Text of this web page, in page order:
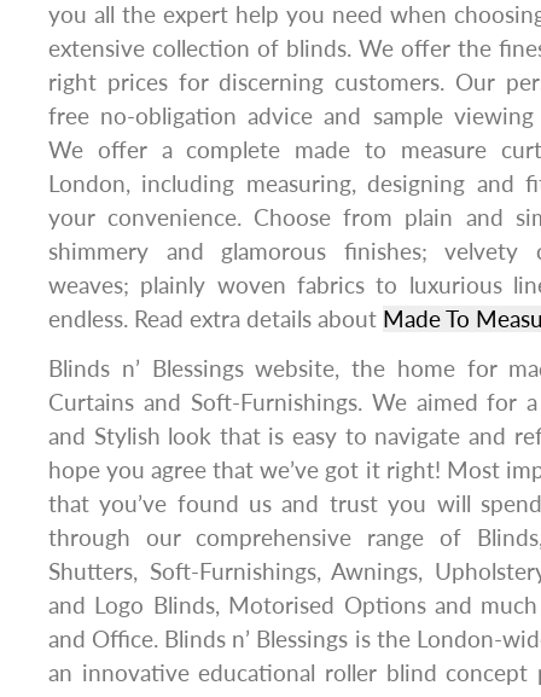
you all the expert help you need when
extensive collection of blinds. We offer the
right prices for discerning customers. Our
free no-obligation advice and sample
We offer a complete made to measure
London, including measuring, designing and
your convenience. Choose from plain and
shimmery and glamorous finishes; velvety
weaves; plainly woven fabrics to luxurious
endless. Read extra details about Made To
Blinds n’ Blessings website, the home for
Curtains and Soft-Furnishings. We aimed for
and Stylish look that is easy to navigate and
hope you agree that we’ve got it right! Most
that you’ve found us and trust you will
through our comprehensive range of
Shutters, Soft-Furnishings, Awnings,
and Logo Blinds, Motorised Options and
and Office. Blinds n’ Blessings is the London-
an innovative educational roller blind